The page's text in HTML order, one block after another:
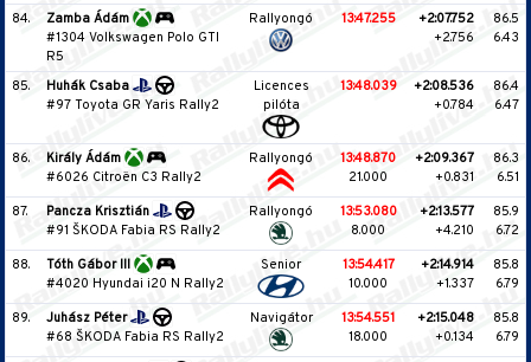
84.
Zamba Ádám
#1304 Volkswagen Polo GTI
R5
Rallyongó 13:47.255
+2:07.752
+2.756
86.5
6.43
85.
Huhák Csaba
#97 Toyota GR Yaris Rally2
Licences
pilóta
13:48.039
+2:08.536
+0.784
86.4
6.47
86.
Király Ádám
#6026 Citroën C3 Rally2
Rallyongó
13:48.870
21.000
+2:09.367
+0.831
86.3
6.51
87.
Pancza Krisztián
#91 ŠKODA Fabia RS Rally2
Rallyongó
13:53.080
8.000
+2:13.577
+4.210
85.9
6.72
88.
Tóth Gábor III
#4020 Hyundai i20 N Rally2
Senior
13:54.417
10.000
+2:14.914
+1.337
85.8
6.79
89.
Juhász Péter
#68 ŠKODA Fabia RS Rally2
Navigátor
13:54.551
18.000
+2:15.048
+0.134
85.8
6.79